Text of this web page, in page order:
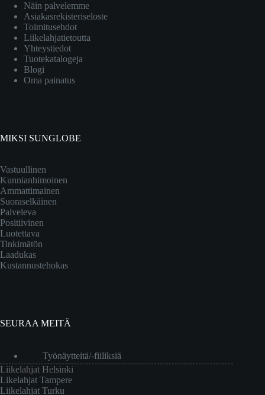
Näin palvelemme
Asiakasrekisteriseloste
Toimitusehdot
Liikelahjatietoutta
Yhteystiedot
Tuotekatalogeja
Blogi
Oma painatus
MIKSI SUNGLOBE
Vastuullinen
Kunnianhimoinen
Ammattimainen
Suoraselkäinen
Palveleva
Positiivinen
Luotettava
Tinkimätön
Laadukas
Kustannustehokas
SEURAA MEITÄ
Työnäytteitä/-fiiliksiä
Liikelahjat Helsinki
Likelahjat Tampere
Liikelahjat Turku